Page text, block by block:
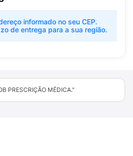
informado no seu CEP.
de entrega para a sua região.
PRESCRIÇÃO MÉDICA."